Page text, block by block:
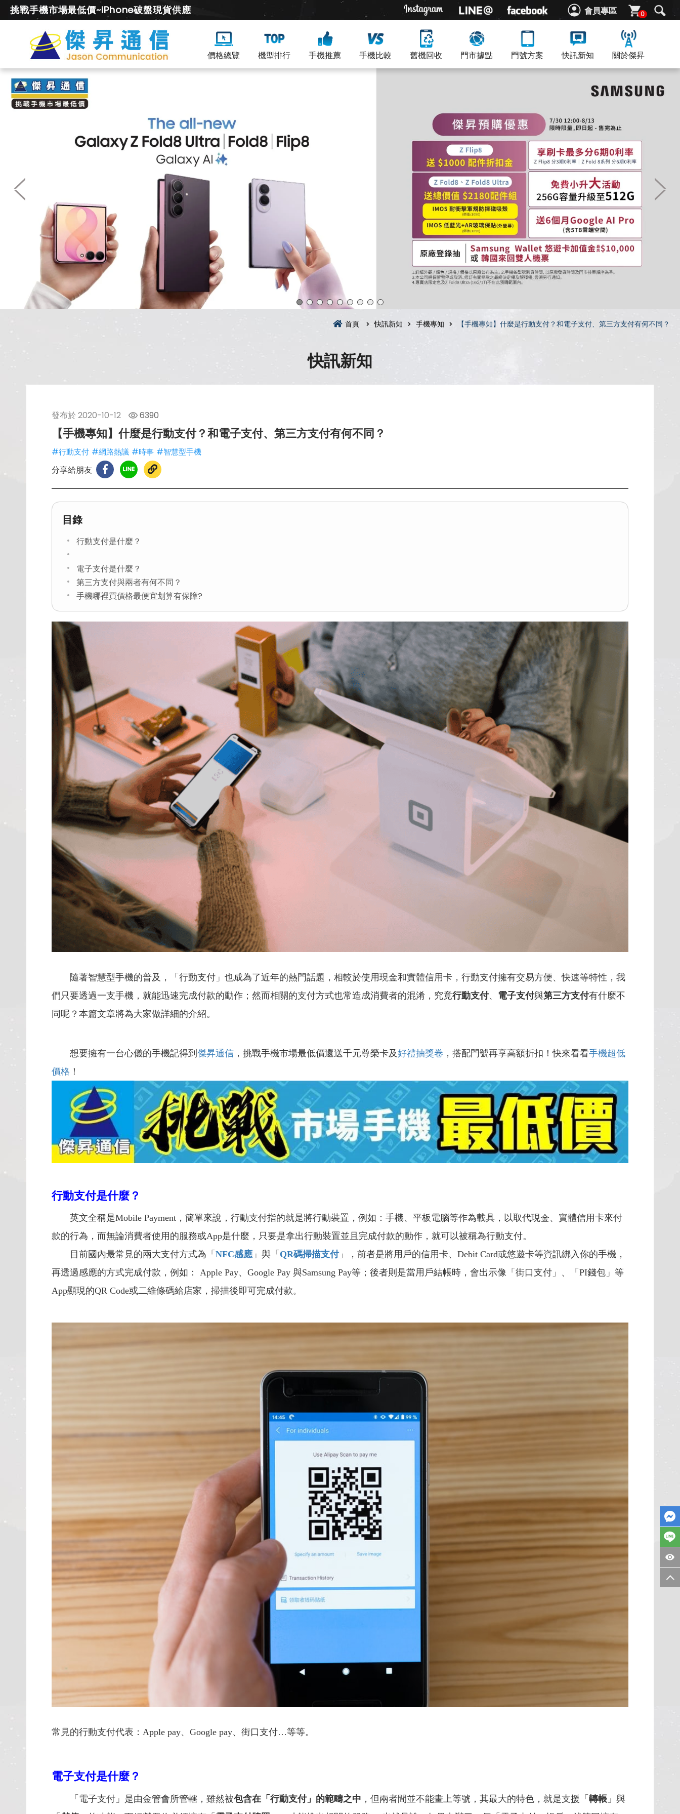
會員專區 0
挑戰手機市場最低價~iPhone破盤現貨供應
價格總覽 機型排行 手機推薦 手機比較 舊機回收 門市據點 門號方案 快訊新知 關於傑昇
首頁 快訊新知 手機專知 【手機專知】什麼是行動支付？和電子支付、第三方支付有何不同？
快訊新知
發布於 2020-10-12 6390
【手機專知】什麼是行動支付？和電子支付、第三方支付有何不同？
#行動支付 #網路熱議 #時事 #智慧型手機
分享給朋友
目錄
行動支付是什麼？
電子支付是什麼？
第三方支付與兩者有何不同？
手機哪裡買價格最便宜划算有保障?
隨著智慧型手機的普及，「行動支付」也成為了近年的熱門話題，相較於使用現金和實體信用卡，行動支付擁有交易方便、快速等特性，我
們只要透過一支手機，就能迅速完成付款的動作；然而相關的支付方式也常造成消費者的混淆，究竟行動支付、 電子支付與第三方支付有什麼不
同呢？本篇文章將為大家做詳細的介紹。
想要擁有一台心儀的手機記得到 傑昇通信 ，挑戰手機市場最低價還送千元尊榮卡及好禮抽獎卷 ，搭配門號再享高額折扣！快來看看手機超低
價格 ！
行動支付是什麼？
英文全稱是Mobile Payment，簡單來說，行動支付指的就是將行動裝置，例如：手機、平板電腦等作為載具，以取代現金、實體信用卡來付
款的行為，而無論消費者使用的服務或App是什麼，只要是拿出行動裝置並且完成付款的動作，就可以被稱為行動支付。
目前國內最常見的兩大支付方式為「 NFC感應 」與「 QR碼掃描支付」，前者是將用戶的信用卡、Debit Card或悠遊卡等資訊綁入你的手機，
再透過感應的方式完成付款，例如：
Apple Pay、Google Pay 與Samsung Pay等；後者則是當用戶結帳時，會出示像「街口支付」、
「PI錢包」等
App顯現的QR Code或二維條碼給店家，掃描後即可完成付款。
常見的行動支付代表：Apple pay、Google pay、街口支付…等等。
電子支付是什麼？
「 電子支付」是由金管會所管轄，雖然被包含在「行動支付」的範疇之中 ，但兩者間並不能畫上等號，其最大的特色，就是支援「 轉帳 」與